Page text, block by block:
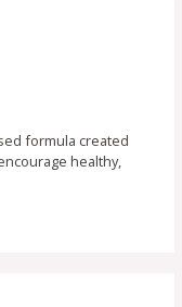
formula created
healthy,